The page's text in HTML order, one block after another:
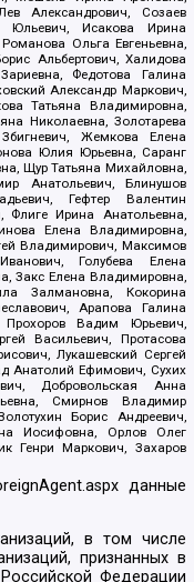
Александрович, Созаев
Юльевич, Исакова Ирина
Ольга Евгеньевна,
Альбертович, Халидова
Федотова Галина
Александр Маркович,
Татьяна Владимировна,
Николаевна, Золотарева
Жемкова Елена
Юлия Юрьевна, Саранг
Щур Татьяна Михайловна,
Анатольевич, Блинушов
Гефтер Валентин
Флиге Ирина Анатольевна,
Елена Владимировна,
Владимирович, Максимов
Голубева Елена
Закс Елена Владимировна,
Залмановна, Кокорина
Арапова Галина
Вадим Юрьевич,
Васильевич, Протасова
Лукашевский Сергей
Анатолий Ефимович, Сухих
Добровольская Анна
Смирнов Владимир
Борис Андреевич,
Иосифовна, Орлов Олег
Генри Маркович, Захаров
данные
в том числе
признанных в
Федерации